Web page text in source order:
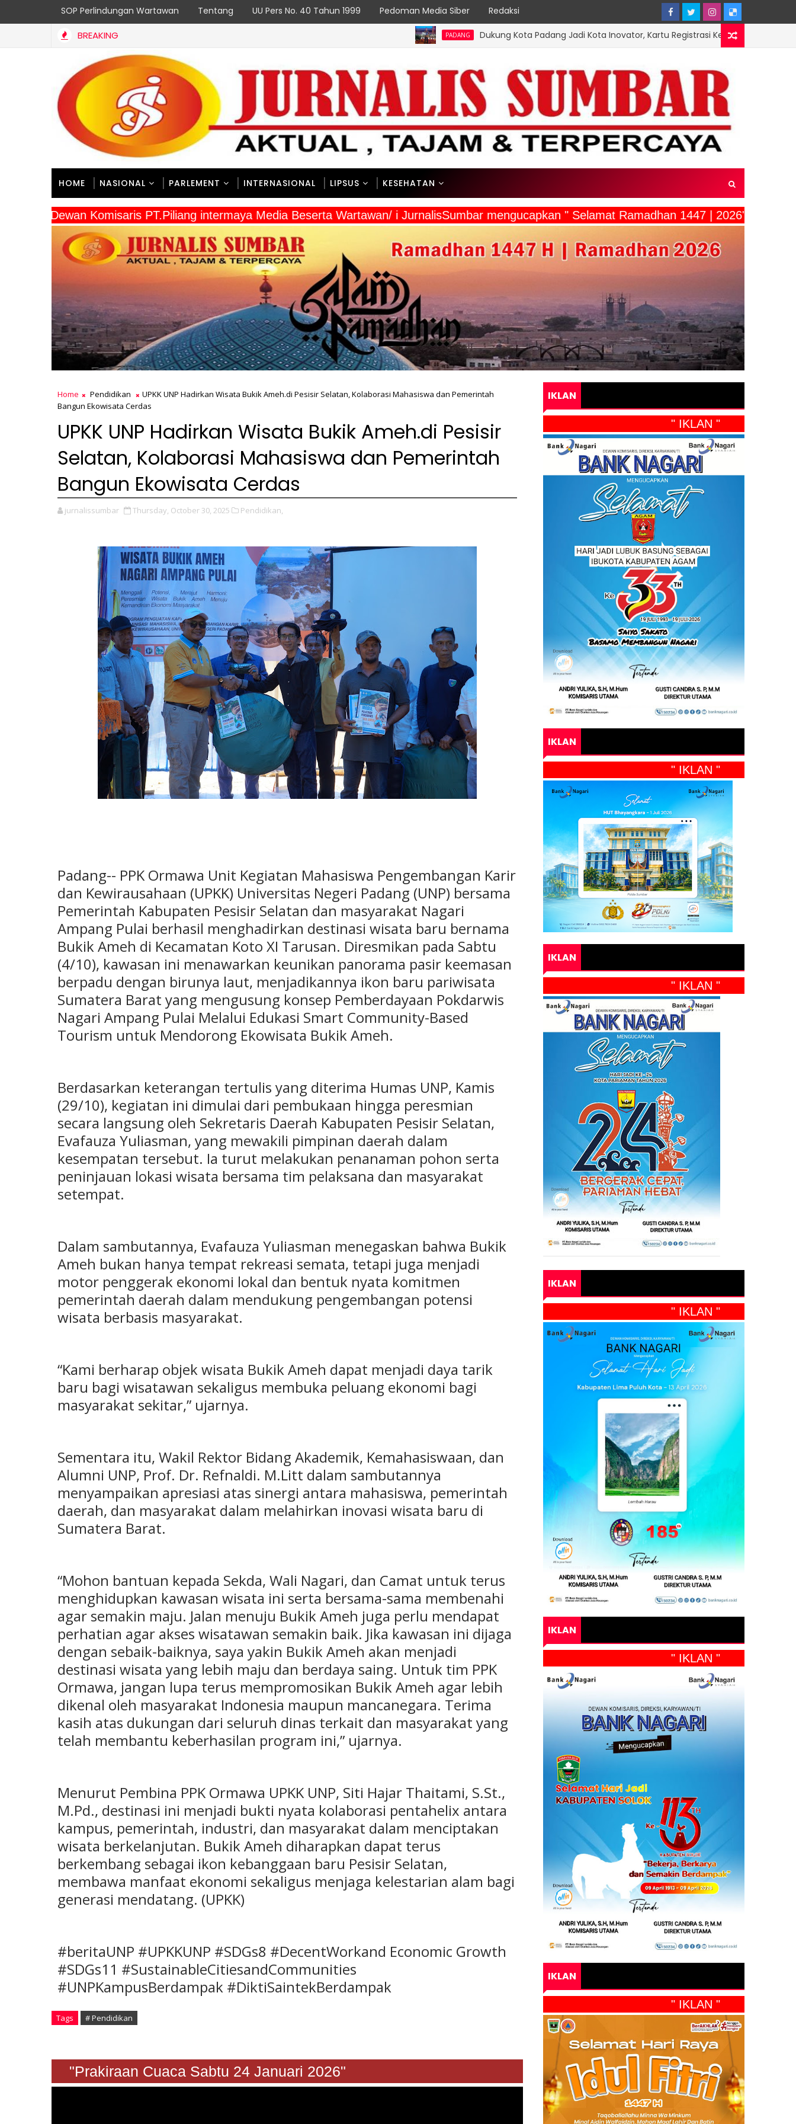
SOP Perlindungan Wartawan Tentang UU Pers No. 40 Tahun 1999 Pedoman Media Siber Redaksi
BREAKING Dukung Kota Padang Jadi Kota Inovator, Kartu Registrasi Kesenian Raih Juara III Inovasi
HOME NASIONAL PARLEMENT INTERNASIONAL LIPSUS KESEHATAN
" Dewan Komisaris PT.Piliang intermaya Media Beserta Wartawan/ i JurnalisSumbar mengucapkan " Selamat Ramadhan 1447 | 2026"
Home Pendidikan
UPKK UNP Hadirkan Wisata Bukik Ameh.di Pesisir Selatan, Kolaborasi Mahasiswa dan Pemerintah
Bangun Ekowisata Cerdas
UPKK UNP Hadirkan Wisata Bukik Ameh.di Pesisir
Selatan, Kolaborasi Mahasiswa dan Pemerintah
Bangun Ekowisata Cerdas
jurnalissumbar Thursday, October 30, 2025 Pendidikan,
Padang-- PPK Ormawa Unit Kegiatan Mahasiswa Pengembangan Karir
dan Kewirausahaan (UPKK) Universitas Negeri Padang (UNP) bersama
Pemerintah Kabupaten Pesisir Selatan dan masyarakat Nagari
Ampang Pulai berhasil menghadirkan destinasi wisata baru bernama
Bukik Ameh di Kecamatan Koto XI Tarusan. Diresmikan pada Sabtu
(4/10), kawasan ini menawarkan keunikan panorama pasir keemasan
berpadu dengan birunya laut, menjadikannya ikon baru pariwisata
Sumatera Barat yang mengusung konsep Pemberdayaan Pokdarwis
Nagari Ampang Pulai Melalui Edukasi Smart Community-Based
Tourism untuk Mendorong Ekowisata Bukik Ameh.
Berdasarkan keterangan tertulis yang diterima Humas UNP, Kamis
(29/10), kegiatan ini dimulai dari pembukaan hingga peresmian
secara langsung oleh Sekretaris Daerah Kabupaten Pesisir Selatan,
Evafauza Yuliasman, yang mewakili pimpinan daerah dalam
kesempatan tersebut. Ia turut melakukan penanaman pohon serta
peninjauan lokasi wisata bersama tim pelaksana dan masyarakat
setempat.
Dalam sambutannya, Evafauza Yuliasman menegaskan bahwa Bukik
Ameh bukan hanya tempat rekreasi semata, tetapi juga menjadi
motor penggerak ekonomi lokal dan bentuk nyata komitmen
pemerintah daerah dalam mendukung pengembangan potensi
wisata berbasis masyarakat.
“Kami berharap objek wisata Bukik Ameh dapat menjadi daya tarik
baru bagi wisatawan sekaligus membuka peluang ekonomi bagi
masyarakat sekitar,” ujarnya.
Sementara itu, Wakil Rektor Bidang Akademik, Kemahasiswaan, dan
Alumni UNP, Prof. Dr. Refnaldi. M.Litt dalam sambutannya
menyampaikan apresiasi atas sinergi antara mahasiswa, pemerintah
daerah, dan masyarakat dalam melahirkan inovasi wisata baru di
Sumatera Barat.
“Mohon bantuan kepada Sekda, Wali Nagari, dan Camat untuk terus
menghidupkan kawasan wisata ini serta bersama-sama membenahi
agar semakin maju. Jalan menuju Bukik Ameh juga perlu mendapat
perhatian agar akses wisatawan semakin baik. Jika kawasan ini dijaga
dengan sebaik-baiknya, saya yakin Bukik Ameh akan menjadi
destinasi wisata yang lebih maju dan berdaya saing. Untuk tim PPK
Ormawa, jangan lupa terus mempromosikan Bukik Ameh agar lebih
dikenal oleh masyarakat Indonesia maupun mancanegara. Terima
kasih atas dukungan dari seluruh dinas terkait dan masyarakat yang
telah membantu keberhasilan program ini,” ujarnya.
Menurut Pembina PPK Ormawa UPKK UNP, Siti Hajar Thaitami, S.St.,
M.Pd., destinasi ini menjadi bukti nyata kolaborasi pentahelix antara
kampus, pemerintah, industri, dan masyarakat dalam menciptakan
wisata berkelanjutan. Bukik Ameh diharapkan dapat terus
berkembang sebagai ikon kebanggaan baru Pesisir Selatan,
membawa manfaat ekonomi sekaligus menjaga kelestarian alam bagi
generasi mendatang. (UPKK)
#beritaUNP #UPKKUNP #SDGs8 #DecentWorkand Economic Growth
#SDGs11 #SustainableCitiesandCommunities
#UNPKampusBerdampak #DiktiSaintekBerdampak
Tags # Pendidikan
"Prakiraan Cuaca Sabtu 24 Januari 2026"
IKLAN
" IKLAN "
IKLAN
" IKLAN "
IKLAN
" IKLAN "
IKLAN
" IKLAN "
IKLAN
" IKLAN "
IKLAN
" IKLAN "